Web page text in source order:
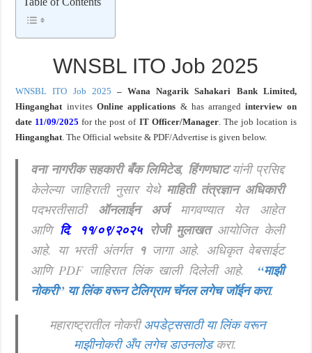
खुशखबर ! नागपूर विद्यापीठ मध्ये १३९ सहायक प्राध्यापक पदांची भरती सुरु ! Nagpur
WNSBL ITO Job 2025
WNSBL ITO Job 2025 –Wana Nagarik Sahakari Bank Limited,
Hinganghatinvites Online applications & has arranged interview on
date 11/09/2025 for the post ofIT Officer/Manager. The job location is
Hinganghat. The Official website & PDF/Advertise is given below.
वना नागरीक सहकारी बँक लिमिटेड, हिंगणघाटयांनी प्रसिद्द
केलेल्या जाहिराती नुसार येथे माहिती तंत्रज्ञान अधिकारी
पदभरतीसाठी ऑनलाईन अर्जमागवण्यात येत आहेत
आणिदि. ११/०९/२०२५रोजी मुलाखत आयोजित केली
आहे. या भरती अंतर्गत १जागा आहे. अधिकृत वेबसाईट
आणि PDF जाहिरात लिंक खाली दिलेली आहे.
“माझी
नोकरी” या लिंक वरून टेलिग्राम चॅनल लगेच जॉईन करा.
महाराष्ट्रातील नोकरीअपडेट्ससाठी या लिंक वरून
माझीनोकरी अँप लगेच डाउनलोडकरा.